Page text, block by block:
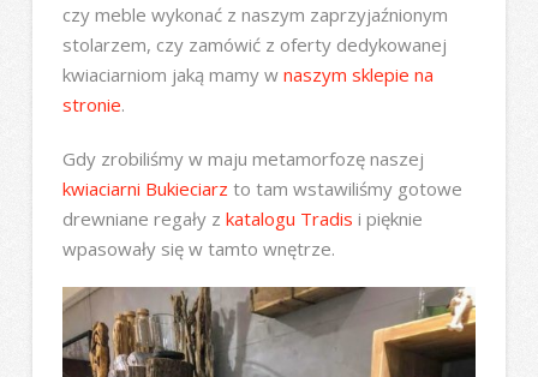
czy meble wykonać z naszym zaprzyjaźnionym
stolarzem, czy zamówić z oferty dedykowanej
kwiaciarniom jaką mamy w naszym sklepie na
stronie.
Gdy zrobiliśmy w maju metamorfozę naszej
kwiaciarni Bukieciarz to tam wstawiliśmy gotowe
drewniane regały z katalogu Tradis i pięknie
wpasowały się w tamto wnętrze.